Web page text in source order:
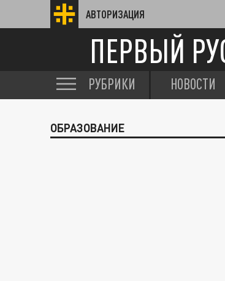
АВТОРИЗАЦИЯ
ПЕРВЫЙ
РУБРИКИ НОВОСТИ
ОБРАЗОВАНИЕ